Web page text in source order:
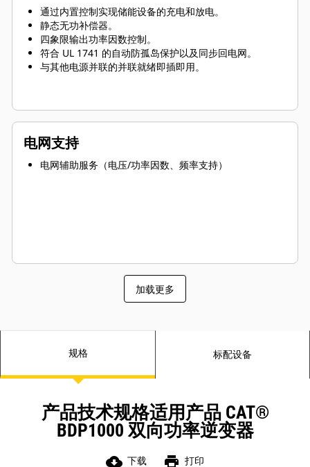
通过内置控制实现储能设备的充电和放电。
静态无功补偿器。
四象限输出功率因数控制。
符合 UL 1741 的自动防孤岛保护以及同步回电网。
与其他电源并联的并联就绪即插即用。
电网支持
电网辅助服务（电压/功率因数、频率支持）
加载更多
规格 标配设备
产品技术规格适用产品 CAT®
BDP1000 双向功率逆变器
cloud_download 下载 print 打印